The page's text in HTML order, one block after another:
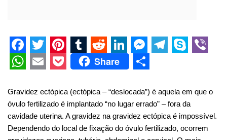
F
c
e
b
T
i
t
t
P
n
t
e
T
m
b
l
R
d
d
i
L
n
k
e
M
s
s
e
l
e
g
y
p
e
b
r
h
a
t
m
a
i
o
c
k
Share
h
a
r
Gravidez ectópica (ectópica – “deslocada”) é aquela em que o
óvulo fertilizado é implantado “no lugar errado” – fora da
cavidade uterina. A gravidez na gravidez ectópica é impossível.
Dependendo do local de fixação do óvulo fertilizado, ocorrem